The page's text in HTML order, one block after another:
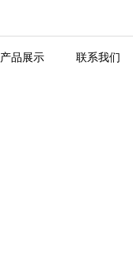
产品展示 联系我们